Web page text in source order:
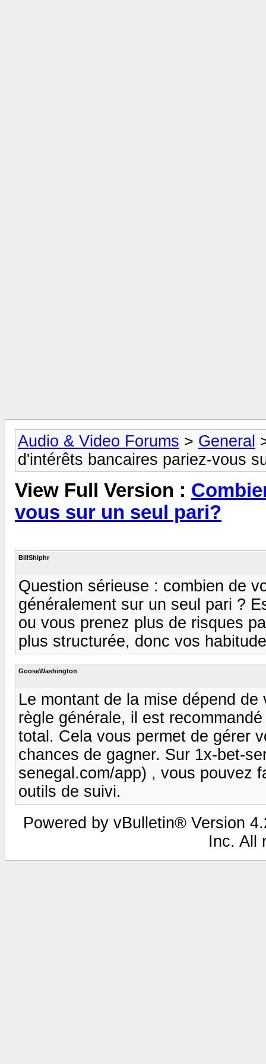
Audio & Video Forums > General
d'intérêts bancaires pariez-vous
View Full Version :
vous sur un seul pari?
BillShiphr
Question sérieuse : combien de
généralement sur un seul pari ?
ou vous prenez plus de risques
plus structurée, donc vos
GooseWashington
Le montant de la mise dépend
règle générale, il est
total. Cela vous permet de gérer
chances de gagner. Sur 1x-bet-
senegal.com/app) , vous pouvez
outils de suivi.
Powered by vBulletin® Version
Inc. All